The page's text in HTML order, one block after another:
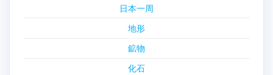
日本一周
地形
鉱物
化石